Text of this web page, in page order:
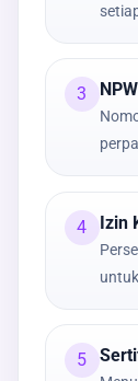
3
4 Izin
5